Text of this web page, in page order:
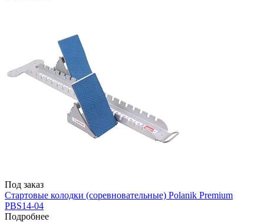
Под заказ
Стартовые колодки (соревновательные) Polanik Premium
PBS14-04
Подробнее